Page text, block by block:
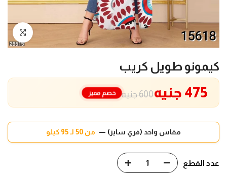
انقر للتكبير
كيمونو طويل كريب
600 جنيه 475 جنيه خصم مميز
مقاس واحد (فري سايز) — من 50 لـ 95 كيلو
عدد القطع